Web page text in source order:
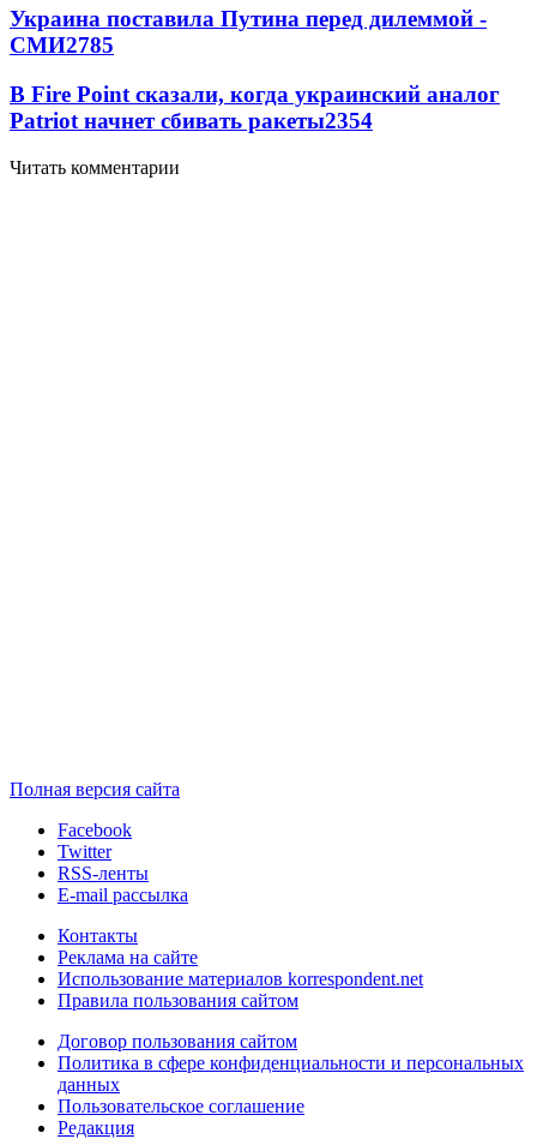
Украина поставила Путина перед дилеммой -
СМИ2785
В Fire Point сказали, когда украинский аналог
Patriot начнет сбивать ракеты2354
Читать комментарии
Полная версия сайта
Facebook
Twitter
RSS-ленты
E-mail рассылка
Контакты
Реклама на сайте
Использование материалов korrespondent.net
Правила пользования сайтом
Договор пользования сайтом
Политика в сфере конфиденциальности и персональных
данных
Пользовательское соглашение
Редакция